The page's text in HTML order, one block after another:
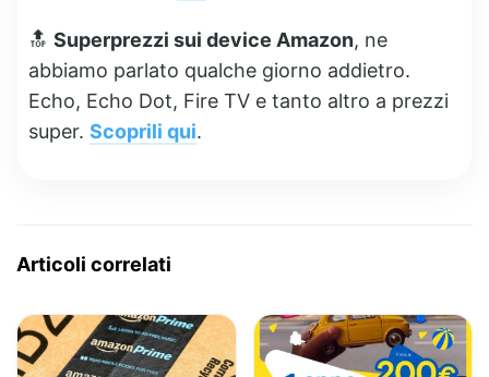
🔝 Superprezzi sui device Amazon, ne
abbiamo parlato qualche giorno addietro.
Echo, Echo Dot, Fire TV e tanto altro a prezzi
super. Scoprili qui.
Articoli correlati